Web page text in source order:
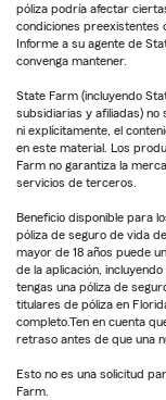
póliza podría afectar
condiciones preexistentes
Informe a su agente de
convenga mantener.
State Farm (incluyendo
subsidiarias y afiliadas) no
ni explícitamente, el
en este material. Los
Farm no garantiza la
servicios de terceros.
Beneficio disponible para
póliza de seguro de vida
mayor de 18 años puede
de la aplicación,
tengas una póliza de
titulares de póliza en
completo.Ten en cuenta
retraso antes de que una
Esto no es una solicitud
Farm.